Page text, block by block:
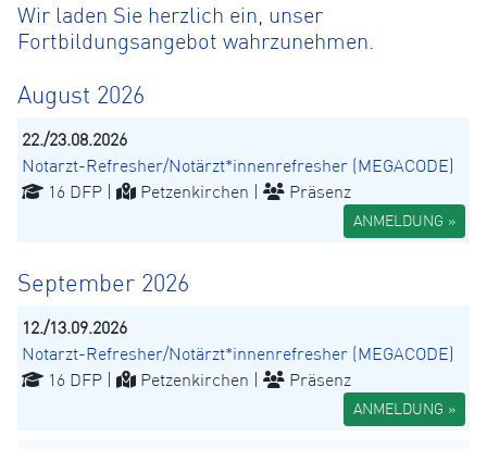
Wir laden Sie herzlich ein, unser
Fortbildungsangebot wahrzunehmen.
August 2026
22./23.08.2026
Notarzt-Refresher/Notärzt*innenrefresher (MEGACODE)
16 DFP |
Petzenkirchen | Präsenz
ANMELDUNG »
September 2026
12./13.09.2026
Notarzt-Refresher/Notärzt*innenrefresher (MEGACODE)
16 DFP |
Petzenkirchen | Präsenz
ANMELDUNG »